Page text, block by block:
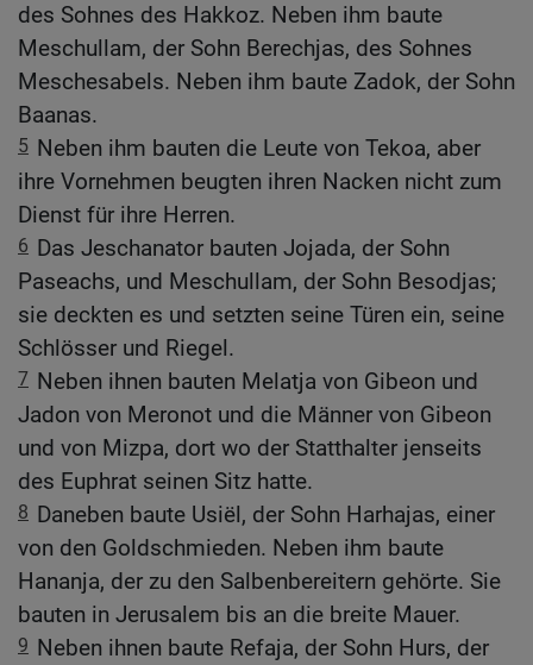
des Sohnes des Hakkoz. Neben ihm baute
Meschullam, der Sohn Berechjas, des Sohnes
Meschesabels. Neben ihm baute Zadok, der Sohn
Baanas.
5 Neben ihm bauten die Leute von Tekoa, aber
ihre Vornehmen beugten ihren Nacken nicht zum
Dienst für ihre Herren.
6 Das Jeschanator bauten Jojada, der Sohn
Paseachs, und Meschullam, der Sohn Besodjas;
sie deckten es und setzten seine Türen ein, seine
Schlösser und Riegel.
7 Neben ihnen bauten Melatja von Gibeon und
Jadon von Meronot und die Männer von Gibeon
und von Mizpa, dort wo der Statthalter jenseits
des Euphrat seinen Sitz hatte.
8 Daneben baute Usiël, der Sohn Harhajas, einer
von den Goldschmieden. Neben ihm baute
Hananja, der zu den Salbenbereitern gehörte. Sie
bauten in Jerusalem bis an die breite Mauer.
9 Neben ihnen baute Refaja, der Sohn Hurs, der